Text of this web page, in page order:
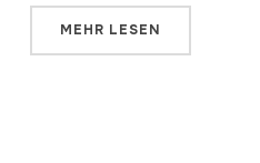
MEHR LESEN